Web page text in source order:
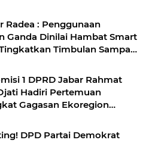
Radea : Penggunaan
Ganda Dinilai Hambat Smart
Timbulan Sampah
1 DPRD Jabar Rahmat
Hadiri Pertemuan
Gagasan Ekoregion
DPD Partai Demokrat